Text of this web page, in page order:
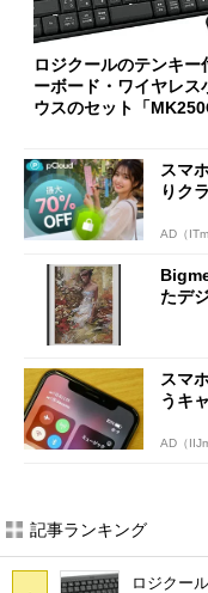
ロジクールのテンキー
ーボード・ワイヤレス
ウスのセット「
スマ
りク
AD（
たデ
スマ
うキ
AD（
記事ランキング
ロジクー